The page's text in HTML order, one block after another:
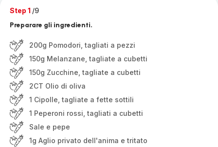
Step 1 /9
Preparare gli ingredienti.
200g Pomodori, tagliati a pezzi
150g Melanzane, tagliate a cubetti
150g Zucchine, tagliate a cubetti
2CT Olio di oliva
1 Cipolle, tagliate a fette sottili
1 Peperoni rossi, tagliati a cubetti
Sale e pepe
1g Aglio privato dell'anima e tritato